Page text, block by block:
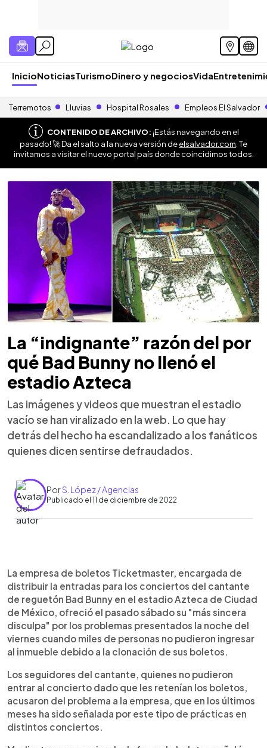
InicioNoticiasTurismoDinero y negociosVida
Terremotos Lluvias Hospital Rosales Empleos El Salvador
CONTENIDO DE ARCHIVO:¡Estás navegando en el
pasado! 🚀 Da el salto a la nueva versión deelsalvador.com . Te
invitamos a visitar el nuevo portal país donde coincidimos todos.
La “indignante” razón del por
qué Bad Bunny no llenó el
estadio Azteca
Las imágenes y videos que muestran el estadio
vacío se han viralizado en la web. Lo que hay
detrás del hecho ha escandalizado a los fanáticos
quienes dicen sentirse defraudados.
PorS. López / Agencias
Publicado el 11 de diciembre de 2022
Escuchar artículo
La empresa de boletos Ticketmaster, encargada de
distribuir la entradas para los conciertos del cantante
de reguetón Bad Bunny en el estadio Azteca de Ciudad
de México, ofreció el pasado sábado su "más sincera
disculpa" por los problemas presentados la noche del
viernes cuando miles de personas no pudieron ingresar
al inmueble debido a la clonación de sus boletos.
Los seguidores del cantante, quienes no pudieron
entrar al concierto dado que les retenían los boletos,
acusaron del problema a la empresa, que en los últimos
meses ha sido señalada por este tipo de prácticas en
distintos conciertos.